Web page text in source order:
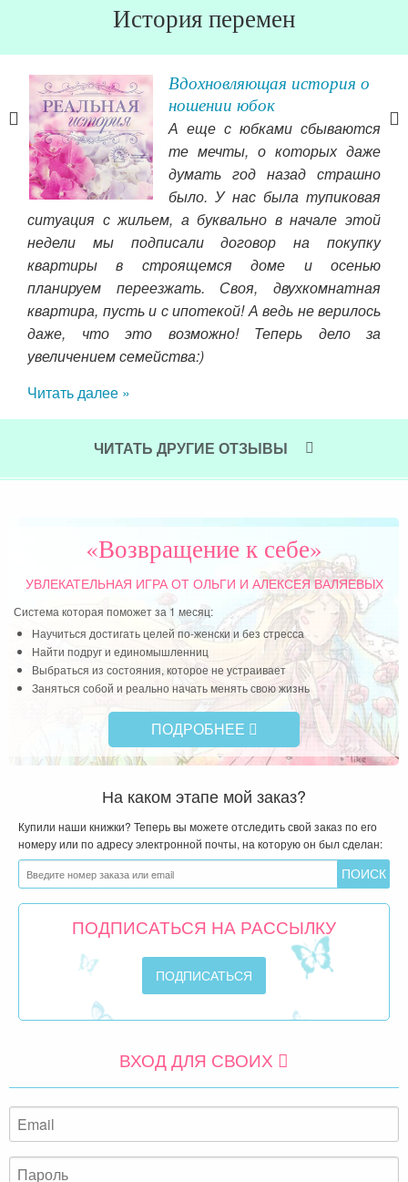
История перемен
Вдохновляющая история о
ношении юбок
А еще с юбками сбываются
те мечты, о которых даже
думать год назад страшно
было. У нас была тупиковая
ситуация с жильем, а буквально в начале этой
недели мы подписали договор на покупку
квартиры в строящемся доме и осенью
планируем переезжать. Своя, двухкомнатная
квартира, пусть и с ипотекой! А ведь не верилось
даже, что это возможно! Теперь дело за
увеличением семейства:)
Читать далее »
ЧИТАТЬ ДРУГИЕ ОТЗЫВЫ
«Возвращение к себе»
УВЛЕКАТЕЛЬНАЯ ИГРАОТ ОЛЬГИ И АЛЕКСЕЯ ВАЛЯЕВЫХ
Система которая поможет за 1 месяц:
Научиться достигать целей по-женски и без стресса
Найти подруг и единомышленниц
Выбраться из состояния, которое не устраивает
Заняться собой и реально начать менять свою жизнь
ПОДРОБНЕЕ
На каком этапе мой заказ?
Купили наши книжки? Теперь вы можете отследить свой заказ по его
номеру или по адресу электронной почты, на которую он был сделан:
ПОДПИСАТЬСЯ НА РАССЫЛКУ
ВХОД ДЛЯ СВОИХ